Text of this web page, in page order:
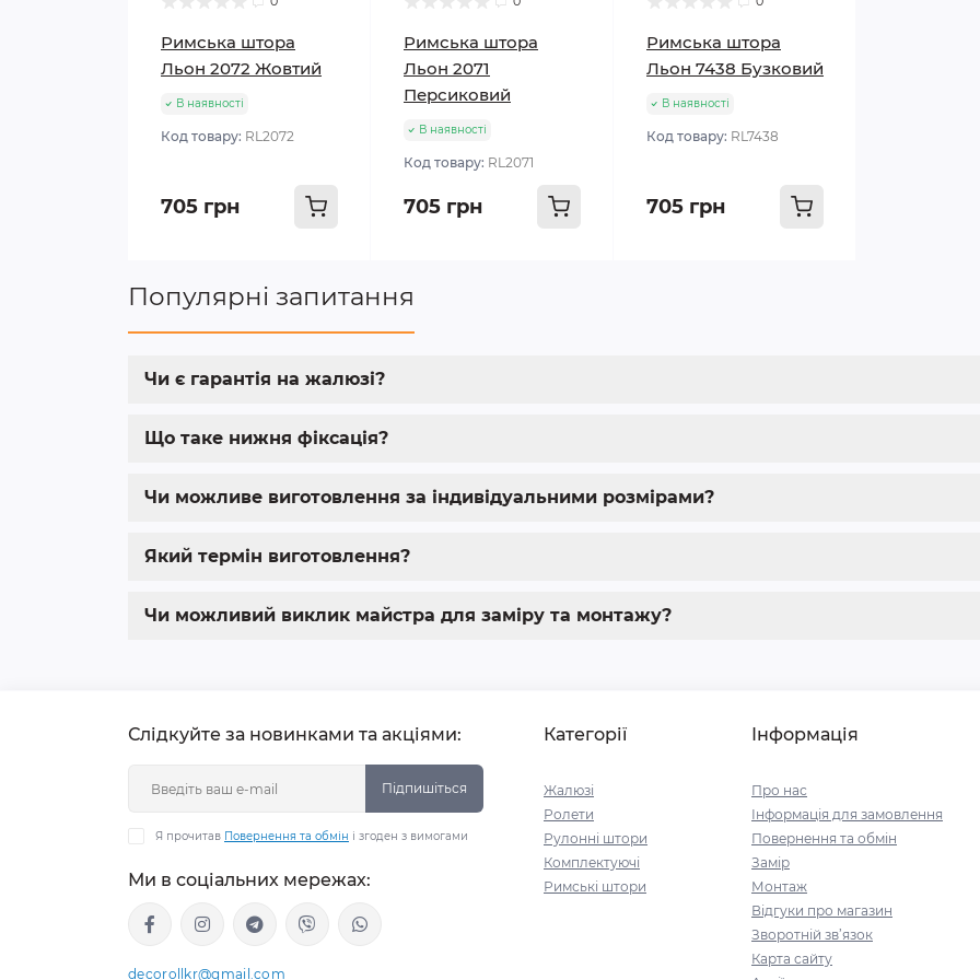
Римська штора
Льон 2072 Жовтий
В наявності
Код товару: RL2072
705 грн
Римська штора
Льон 2071
Персиковий
В наявності
Код товару: RL2071
705 грн
Римська штора
Льон 7438 Бузковий
В наявності
Код товару: RL7438
705 грн
Популярні запитання
Чи є гарантія на жалюзі?
Що таке нижня фіксація?
Чи можливе виготовлення за індивідуальними розмірами?
Який термін виготовлення?
Чи можливий виклик майстра для заміру та монтажу?
Слідкуйте за новинками та акціями:
Підпишіться
Я прочитав Повернення та обмін і згоден з вимогами
Ми в соціальних мережах:
decorollkr@gmail.com
Категорії
Жалюзі
Ролети
Рулонні штори
Комплектуючі
Римські штори
Інформація
Про нас
Інформація для замовлення
Повернення та обмін
Замір
Монтаж
Відгуки про магазин
Зворотній зв’язок
Карта сайту